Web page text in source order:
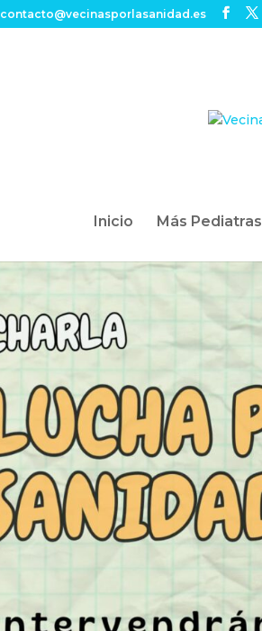
contacto@vecinasporlasanidad.es
Inicio Más Pediatras